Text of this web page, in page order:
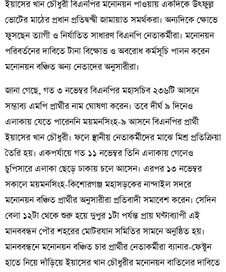
ইয়াসের খান চৌধুরী বিএনপির মনোনয়ন পাওয়ায় একদিকে উৎফুল্ল
ভোটের মাঠের প্রধান প্রতিদ্বন্দ্বী জামায়াত সমর্থকরা। অন্যদিকে ক্ষোভে
ফুসছেন ত্যাগী ও নির্যাতিত সাধারণ বিএনপি নেতাকর্মীরা। মনোনয়ন
পরিবর্তনের দাবিতে টানা বিক্ষোভ ও অবরোধ কর্মসূচি পালন করেন
মনোনয়ন বঞ্চিত অন্য নেতাদের অনুসারীরা।
জানা গেছে, গত ৩ নভেম্বর বিএনপির মহাসচিব ২৩৬টি আসনে
সম্ভাব্য এমপি প্রার্থীর নাম ঘোষণা করেন। তবে দীর্ঘ ৯ দিনেও
এলাকায় যেতে পারেননি ময়মনসিংহ-৯ আসনে বিএনপির প্রার্থী
ইয়াসের খান চৌধুরী। ফলে স্থানীয় নেতাকর্মীদের মাঝে মিশ্র প্রতিক্রিয়া
তৈরি হয়। একপর্যায়ে গত ১১ নভেম্বর তিনি এলাকায় গেলেও
চুপিসারে এলাকা ছেড়ে ঢাকায় চলে আসেন। এরপর ১৩ নভেম্বর
সকালে ময়মনসিংহ-কিশোরগঞ্জ মহাসড়কের নান্দাইল সদরে
মনোনয়ন বঞ্চিত প্রার্থীর অনুসারীরা প্রতিবাদী সমাবেশ করেন। সেদিন
বেলা ১২টা থেকে শুরু হয়ে দুপুর ১টা পর্যন্ত প্রায় ঘণ্টাব্যাপী এই
মানববন্ধন পৌর শহরের মোটরযান সমিতির সামনে অনুষ্ঠিত হয়।
মানববন্ধনে মনোনয়ন বঞ্চিত চার প্রার্থীর নেতাকর্মীরা ব্যানার-ফেস্টুন
হাতে নিয়ে দাঁড়িয়ে ইয়াসের খান চৌধুরীর মনোনয়ন বাতিলের দাবিতে